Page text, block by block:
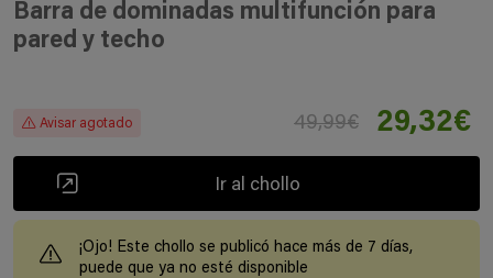
Barra de dominadas multifunción para
pared y techo
Avisar agotado 49,99€ 29,32€
Ir al chollo
¡Ojo! Este chollo se publicó hace más de 7 días,
puede que ya no esté disponible